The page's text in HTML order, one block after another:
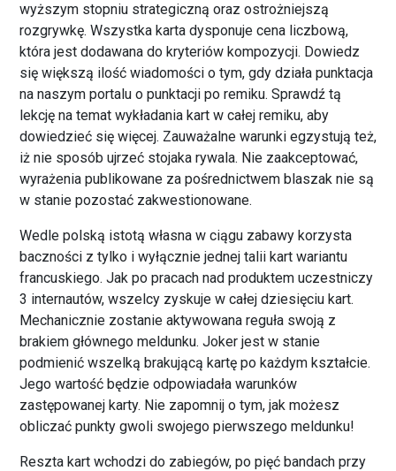
wyższym stopniu strategiczną oraz ostrożniejszą
rozgrywkę. Wszystka karta dysponuje cena liczbową,
która jest dodawana do kryteriów kompozycji. Dowiedz
się większą ilość wiadomości o tym, gdy działa punktacja
na naszym portalu o punktacji po remiku. Sprawdź tą
lekcję na temat wykładania kart w całej remiku, aby
dowiedzieć się więcej. Zauważalne warunki egzystują też,
iż nie sposób ujrzeć stojaka rywala. Nie zaakceptować,
wyrażenia publikowane za pośrednictwem blaszak nie są
w stanie pozostać zakwestionowane.
Wedle polską istotą własna w ciągu zabawy korzysta
baczności z tylko i wyłącznie jednej talii kart wariantu
francuskiego. Jak po pracach nad produktem uczestniczy
3 internautów, wszelcy zyskuje w całej dziesięciu kart.
Mechanicznie zostanie aktywowana reguła swoją z
brakiem głównego meldunku. Joker jest w stanie
podmienić wszelką brakującą kartę po każdym kształcie.
Jego wartość będzie odpowiadała warunków
zastępowanej karty. Nie zapomnij o tym, jak możesz
obliczać punkty gwoli swojego pierwszego meldunku!
Reszta kart wchodzi do zabiegów, po pięć bandach przy